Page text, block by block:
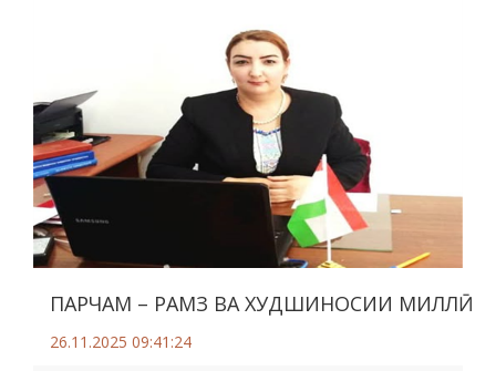
ПАРЧАМ – РАМЗ ВА ХУДШИНОСИИ МИЛЛӢ
26.11.2025 09:41:24